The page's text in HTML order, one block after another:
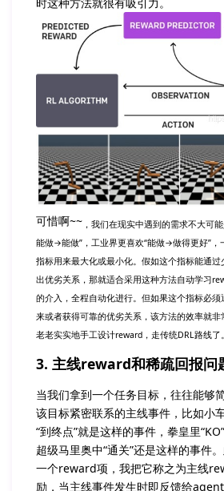
时这种方法就很有吸引力。
可惜啊~~ ，我们在现实中遇到的需求不大可
能做→能做”，工业界更喜欢“能做→做得更好”，
指标用来最大化或最小化。假如这个指标能通
出优劣关系，那就适合采用这种方法自动学习
的介入，全程自动化进行。但如果这个指标必
来或者获得可靠的优劣关系，该方法的效率就
老老实实地手工设计reward，走传统DRL路线了。
3. 主线reward和稀疏回报问
当我们拿到一个任务目标，往往能够
该目标紧密联系的主线事件，比如小
“到终点”就是这样的事件，拳皇里
超级马里奥中“通关”还是这样的事件
一个reward项，我把它称之为主线
励，当主线事件发生时即反馈给